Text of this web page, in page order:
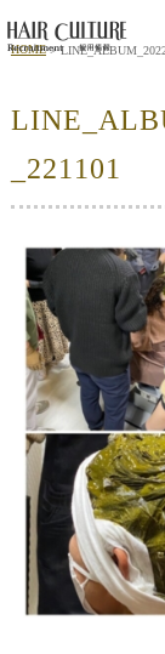
HOME
_221101